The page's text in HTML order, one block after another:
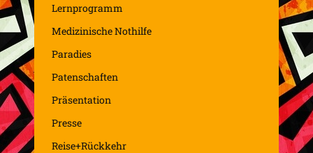
Lernprogramm
Medizinische Nothilfe
Paradies
Patenschaften
Präsentation
Presse
Reise+Rückkehr